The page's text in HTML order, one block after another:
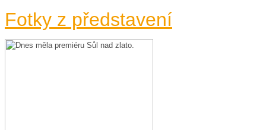
Fotky z představení